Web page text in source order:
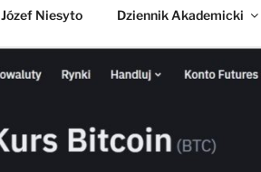
Józef Niesyto Dziennik Akademicki